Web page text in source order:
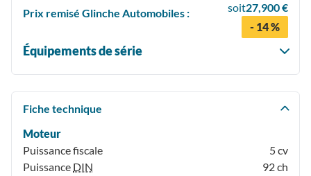
Prix remisé Glinche Automobiles :
soit27,900 €
- 14 %
Équipements de série
Fiche technique
Moteur
Puissance fiscale
5 cv
Puissance DIN
92 ch